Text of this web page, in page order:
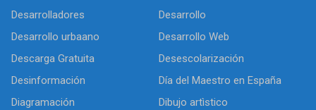
Desarrolladores
Desarrollo
Desarrollo urbaano
Desarrollo Web
Descarga Gratuita
Desescolarización
Desinformación
Día del Maestro en España
Diagramación
Dibujo artìstico